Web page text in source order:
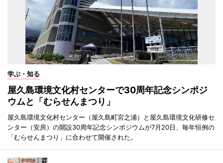
学ぶ・知る
屋久島環境文化村センターで30周年記念シンポジ
ウムと「むらせんまつり」
屋久島環境文化村センター（屋久島町宮之浦）と屋久島環境文化研修セ
ンター（安房）の開設30周年記念シンポジウムが7月20日、毎年恒例の
「むらせんまつり」に合わせて開催された。